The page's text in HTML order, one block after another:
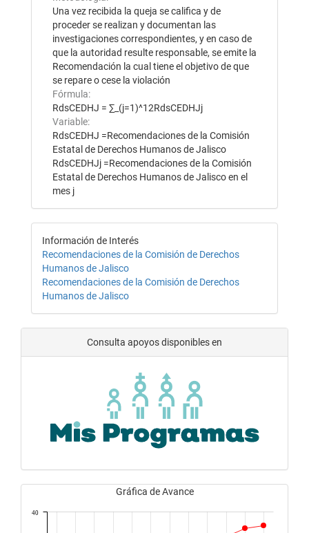
Una vez recibida la queja se califica y de
proceder se realizan y documentan las
investigaciones correspondientes, y en caso de
que la autoridad resulte responsable, se emite la
Recomendación la cual tiene el objetivo de que
se repare o cese la violación
Fórmula:
RdsCEDHJ = ∑_(j=1)^12RdsCEDHJj
Variable:
RdsCEDHJ =Recomendaciones de la Comisión
Estatal de Derechos Humanos de Jalisco
RdsCEDHJj =Recomendaciones de la Comisión
Estatal de Derechos Humanos de Jalisco en el
mes j
Información de Interés
Recomendaciones de la Comisión de Derechos
Humanos de Jalisco
Recomendaciones de la Comisión de Derechos
Humanos de Jalisco
Consulta apoyos disponibles en
Gráfica de Avance
40